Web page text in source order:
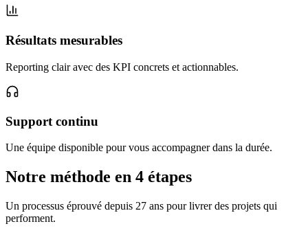
Résultats mesurables
Reporting clair avec des KPI concrets et actionnables.
Support continu
Une équipe disponible pour vous accompagner dans la durée.
Notre méthode en 4 étapes
Un processus éprouvé depuis 27 ans pour livrer des projets qui
performent.